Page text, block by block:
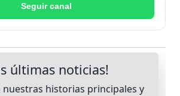
Seguir canal